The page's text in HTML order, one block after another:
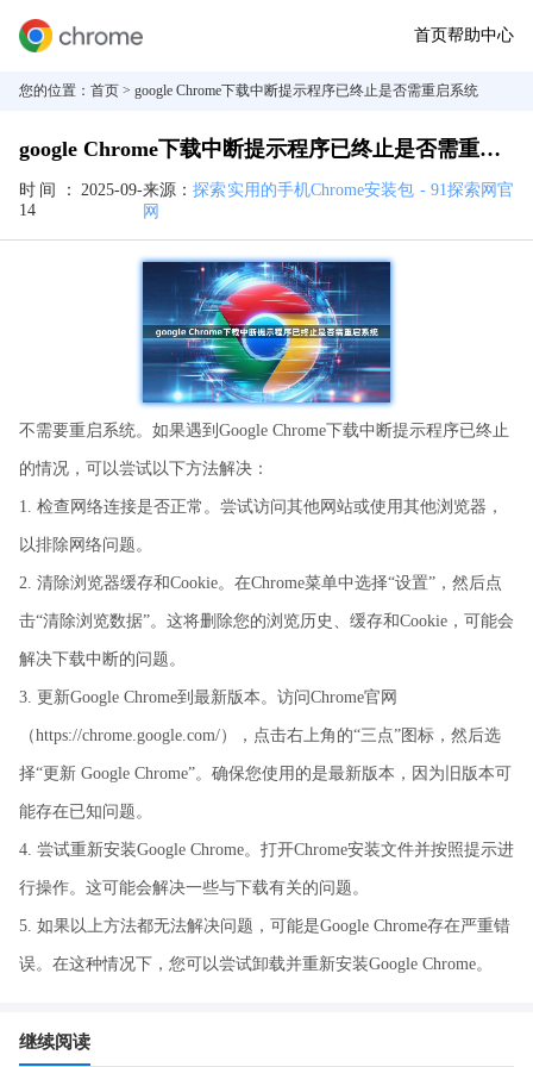
首页帮助中心
您的位置： 首页 > google Chrome下载中断提示程序已终止是否需重启系统
google Chrome下载中断提示程序已终止是否需重启系统
时间： 2025-09-
14
来源：探索实用的手机Chrome安装包 - 91探索网官
网
不需要重启系统。如果遇到Google Chrome下载中断提示程序已终止
的情况，可以尝试以下方法解决：
1. 检查网络连接是否正常。尝试访问其他网站或使用其他浏览器，
以排除网络问题。
2. 清除浏览器缓存和Cookie。在Chrome菜单中选择“设置”，然后点
击“清除浏览数据”。这将删除您的浏览历史、缓存和Cookie，可能会
解决下载中断的问题。
3. 更新Google Chrome到最新版本。访问Chrome官网
（https://chrome.google.com/），点击右上角的“三点”图标，然后选
择“更新 Google Chrome”。确保您使用的是最新版本，因为旧版本可
能存在已知问题。
4. 尝试重新安装Google Chrome。打开Chrome安装文件并按照提示进
行操作。这可能会解决一些与下载有关的问题。
5. 如果以上方法都无法解决问题，可能是Google Chrome存在严重错
误。在这种情况下，您可以尝试卸载并重新安装Google Chrome。
继续阅读